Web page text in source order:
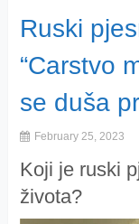
Ruski
“Carstvo
se duša
February 25, 2023
Koji je ruski
života?